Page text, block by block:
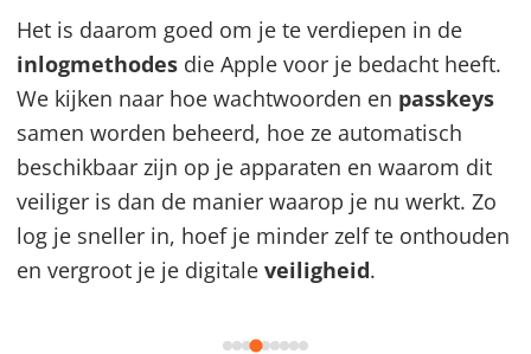
Het is daarom goed om je te verdiepen in de
inlogmethodes die Apple voor je bedacht heeft.
We kijken naar hoe wachtwoorden en passkeys
samen worden beheerd, hoe ze automatisch
beschikbaar zijn op je apparaten en waarom dit
veiliger is dan de manier waarop je nu werkt. Zo
log je sneller in, hoef je minder zelf te onthouden
en vergroot je je digitaleveiligheid.